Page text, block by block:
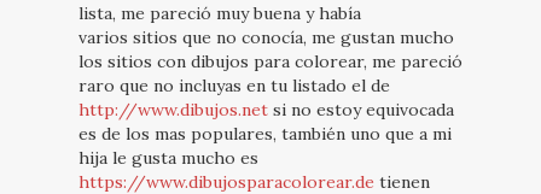
lista, me pareció muy buena y había
varios sitios que no conocía, me gustan mucho
los sitios con dibujos para colorear, me pareció
raro que no incluyas en tu listado el de
http://www.dibujos.net si no estoy equivocada
es de los mas populares, también uno que a mi
hija le gusta mucho es
https://www.dibujosparacolorear.de tienen